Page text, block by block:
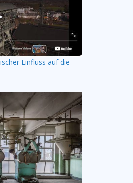
Einfluss auf die